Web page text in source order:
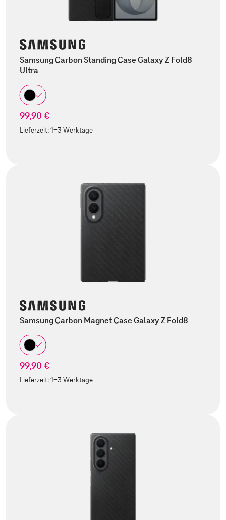
Samsung Carbon Standing Case Galaxy Z Fold8
Ultra
99,90 €
Lieferzeit:1-3 Werktage
Samsung Carbon Magnet Case Galaxy Z Fold8
99,90 €
Lieferzeit:1-3 Werktage